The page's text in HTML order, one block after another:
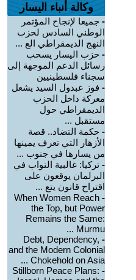
وكالة أنباء اليسار
- جميعا لإنجاح المؤتمر
الوطني السادس لحزب
النهج الديمقراطي الع ...
- حزب اليسار يسحب
رسائل الدعم الموجهة إلى
سجناء فلسطينيين
- فوز عبدول السيد يشعل
معركة داخل الحزب
الديمقراطي حول
مستقبل ...
- حكمة التضاد.. قصة
الأزهار التي تعرف يمينها
من يسارها في جنوب ...
- تركيا: غالبية النواب في
البرلمان يوقعون على
اقتراح قانون يتع ...
-
When Women Reach
the Top, but Power
Remains the Same:
Murmu ...
-
Debt, Dependency,
and the Modern Colonial
Chokehold on Asia ...
-
Stillborn Peace Plans: